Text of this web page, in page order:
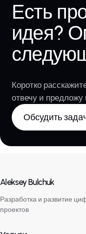
Есть
идея?
Коротко
отвечу и
Обсудить
Aleksey Bulchuk
Разработка и развитие
проектов